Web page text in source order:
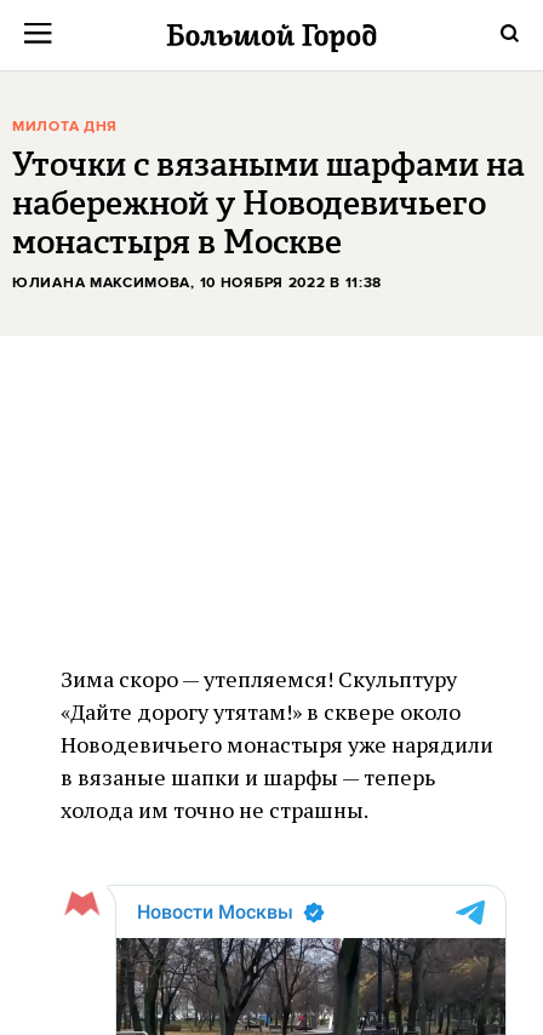
МИЛОТА ДНЯ
Уточки с вязаными шарфами на
набережной у Новодевичьего
монастыря в Москве
ЮЛИАНА МАКСИМОВА, 10 НОЯБРЯ 2022 В 11:38
Зима скоро — утепляемся! Скульптуру
«Дайте дорогу утятам!» в сквере около
Новодевичьего монастыря уже нарядили
в вязаные шапки и шарфы — теперь
холода им точно не страшны.